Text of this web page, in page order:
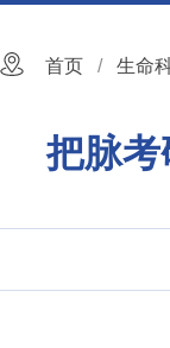
首页 生命
把脉